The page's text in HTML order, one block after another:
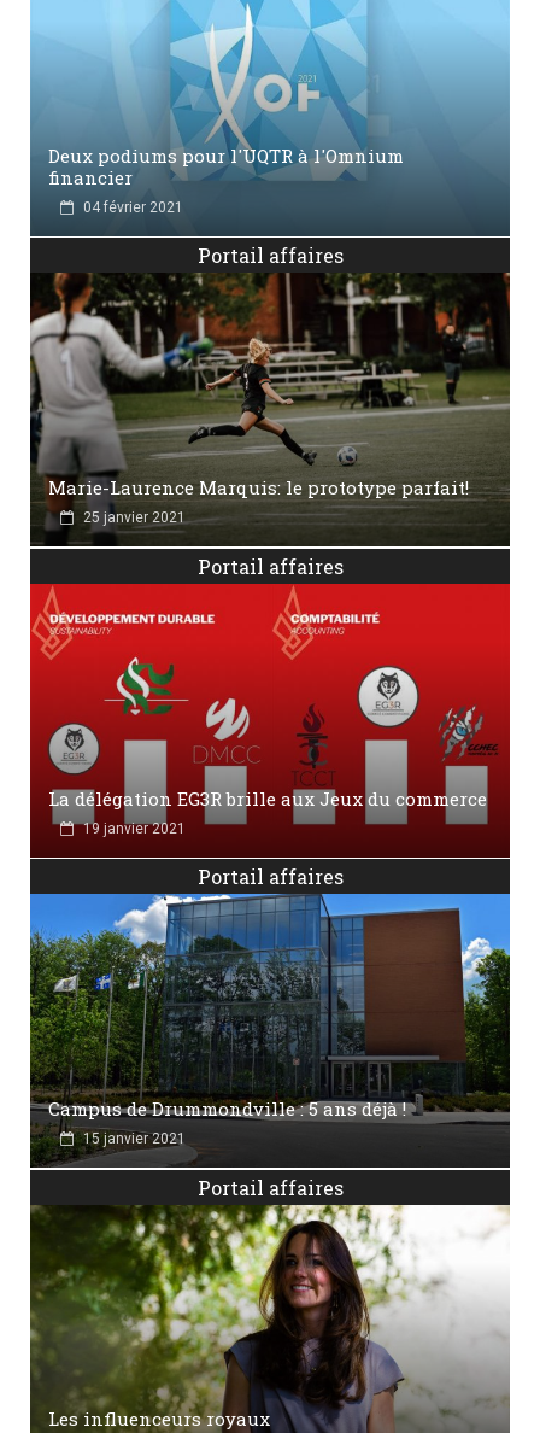
Deux podiums pour l'UQTR à l'Omnium
financier
04 février 2021
Portail affaires
Marie-Laurence Marquis: le prototype parfait!
25 janvier 2021
Portail affaires
La délégation EG3R brille aux Jeux du commerce
19 janvier 2021
Portail affaires
Campus de Drummondville : 5 ans déjà !
15 janvier 2021
Portail affaires
Les influenceurs royaux